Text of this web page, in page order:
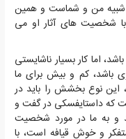
شبیه من و شماست و همین
شخصیت های آثار او می
اما کار بسیار ناشایستی
باشد، کم و بیش برای ما
این نوع بخشش را باید در
که داستایفسکی در گفت و
و به ما در مورد شخصیت
و خوش قیافه است، با